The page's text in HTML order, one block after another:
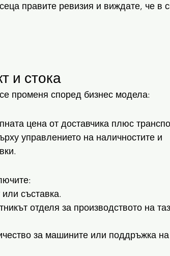
правите ревизия и виждате, че в
и стока
променя според бизнес модела:
цена от доставчика плюс
управлението на наличностите и
съставка.
отделя за производството на
за машините или поддръжка на